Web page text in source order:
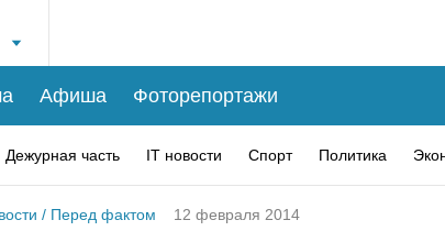
Афиша Фоторепортажи
Дежурная часть IT новости Спорт Политика
/ Перед фактом 12 февраля 2014